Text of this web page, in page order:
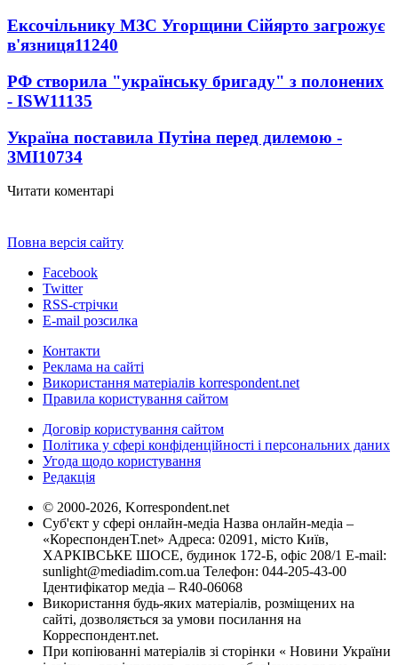
Ексочільнику МЗС Угорщини Сійярто загрожує
в'язниця11240
РФ створила "українську бригаду" з полонених
- ISW11135
Україна поставила Путіна перед дилемою -
ЗМІ10734
Читати коментарі
Повна версія сайту
Facebook
Twitter
RSS-стрічки
E-mail розсилка
Контакти
Реклама на сайті
Використання матеріалів korrespondent.net
Правила користування сайтом
Договір користування сайтом
Політика у сфері конфіденційності і персональних даних
Угода щодо користування
Редакція
© 2000-2026, Korrespondent.net
Суб'єкт у сфері онлайн-медіа Назва онлайн-медіа –
«КореспонденТ.net» Адреса: 02091, місто Київ,
ХАРКІВСЬКЕ ШОСЕ, будинок 172-Б, офіс 208/1 E-mail:
sunlight@mediadim.com.ua Телефон: 044-205-43-00
Ідентифікатор медіа – R40-06068
Використання будь-яких матеріалів, розміщених на
сайті, дозволяється за умови посилання на
Корреспондент.net.
При копіюванні матеріалів зі сторінки « Новини України